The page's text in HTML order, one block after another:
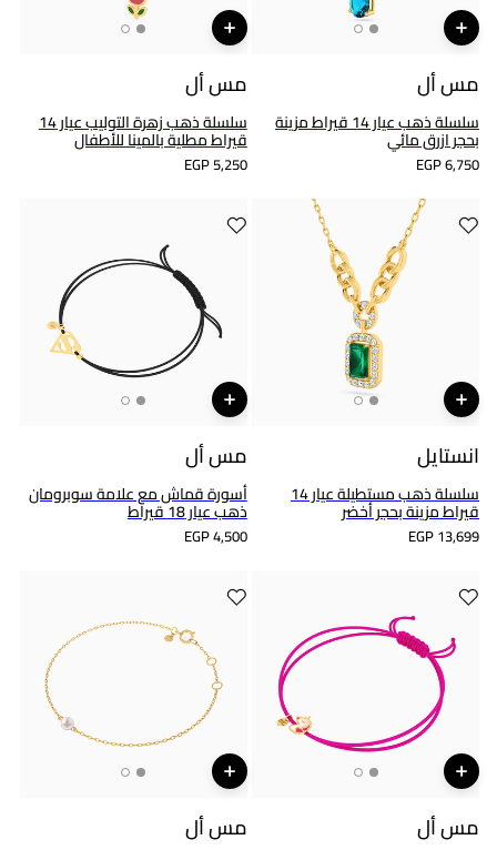
مس أل
سلسلة ذهب عيار 14 قيراط مزينة
بحجر ازرق مائي
EGP 6,750
مس أل
سلسلة ذهب زهرة التوليب عيار 14
قيراط مطلية بالمينا للأطفال
EGP 5,250
انستايل
سلسلة ذهب مستطيلة عيار 14
قيراط مزينة بحجر أخضر
EGP 13,699
مس أل
أسورة قماش مع علامة سوبرومان
ذهب عيار 18 قيراط
EGP 4,500
مس أل مس أل